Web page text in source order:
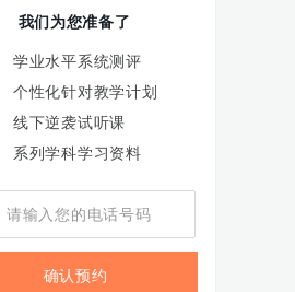
我们为您准备了
学业水平系统测评
个性化针对教学计划
线下逆袭试听课
系列学科学习资料
确认预约